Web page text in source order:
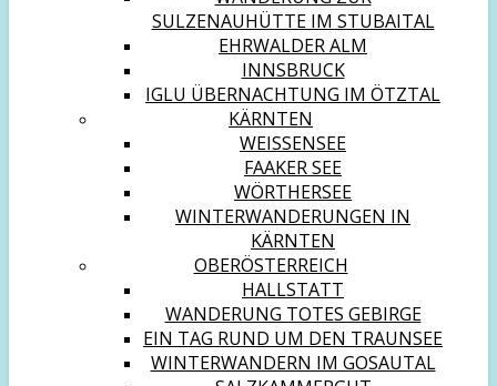
SULZENAUHÜTTE IM STUBAITAL
EHRWALDER ALM
INNSBRUCK
IGLU ÜBERNACHTUNG IM ÖTZTAL
KÄRNTEN
WEISSENSEE
FAAKER SEE
WÖRTHERSEE
WINTERWANDERUNGEN IN
KÄRNTEN
OBERÖSTERREICH
HALLSTATT
WANDERUNG TOTES GEBIRGE
EIN TAG RUND UM DEN TRAUNSEE
WINTERWANDERN IM GOSAUTAL